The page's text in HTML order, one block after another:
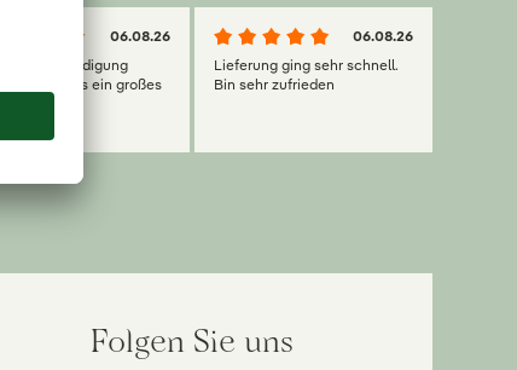
06.08.26
schnelle Erledigung
Auftrages ein großes
06.08.26
Lieferung ging sehr schnell.
Bin sehr zufrieden
Folgen Sie uns